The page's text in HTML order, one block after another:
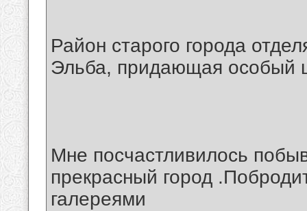
Район старого города
Эльба, придающая особый
Мне посчастливилось
прекрасный город
галереями